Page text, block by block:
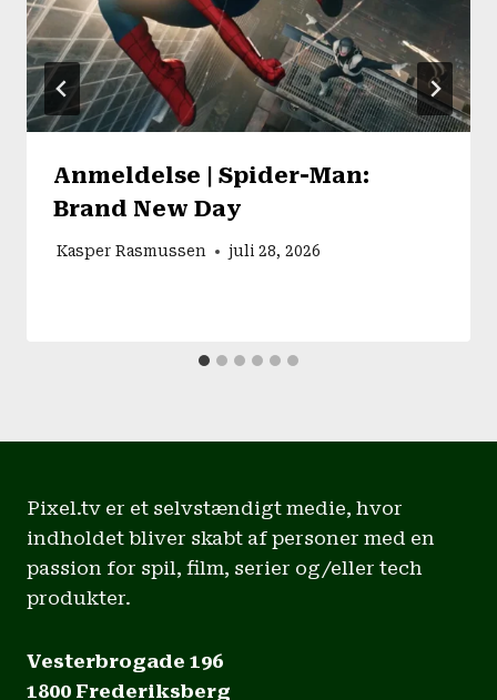
Anmeldelse | Spider-Man:
Brand New Day
Kasper Rasmussen juli 28, 2026
Pixel.tv er et selvstændigt medie, hvor
indholdet bliver skabt af personer med en
passion for spil, film, serier og/eller tech
produkter.
Vesterbrogade 196
1800 Frederiksberg